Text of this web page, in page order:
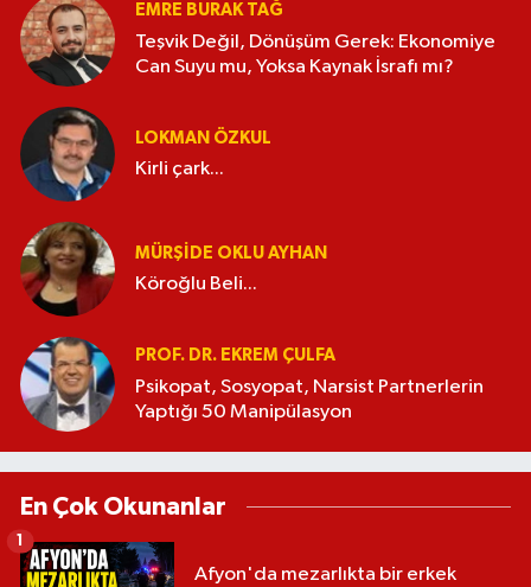
EMRE BURAK TAĞ
Teşvik Değil, Dönüşüm Gerek: Ekonomiye
Can Suyu mu, Yoksa Kaynak İsrafı mı?
LOKMAN ÖZKUL
Kirli çark...
MÜRŞIDE OKLU AYHAN
Köroğlu Beli...
PROF. DR. EKREM ÇULFA
Psikopat, Sosyopat, Narsist Partnerlerin
Yaptığı 50 Manipülasyon
En Çok Okunanlar
Afyon'da mezarlıkta bir erkek
1